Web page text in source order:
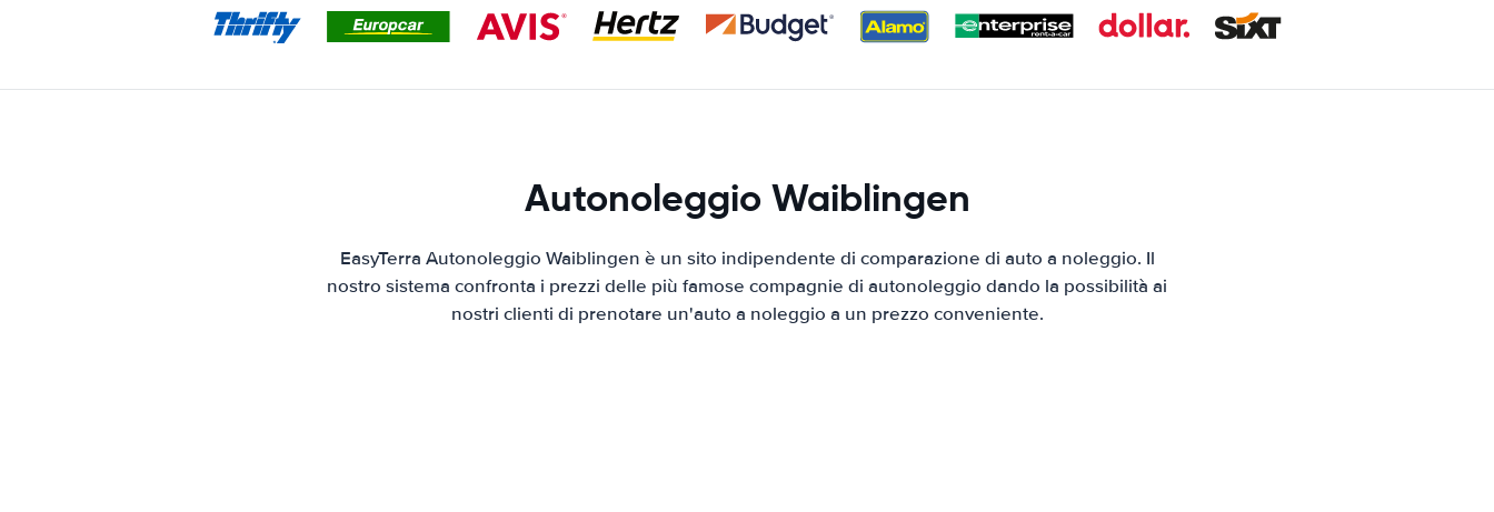
Autonoleggio Waiblingen
EasyTerra Autonoleggio Waiblingen è un sito indipendente di comparazione di auto a noleggio. Il
nostro sistema confronta i prezzi delle più famose compagnie di autonoleggio dando la possibilità ai
nostri clienti di prenotare un'auto a noleggio a un prezzo conveniente.